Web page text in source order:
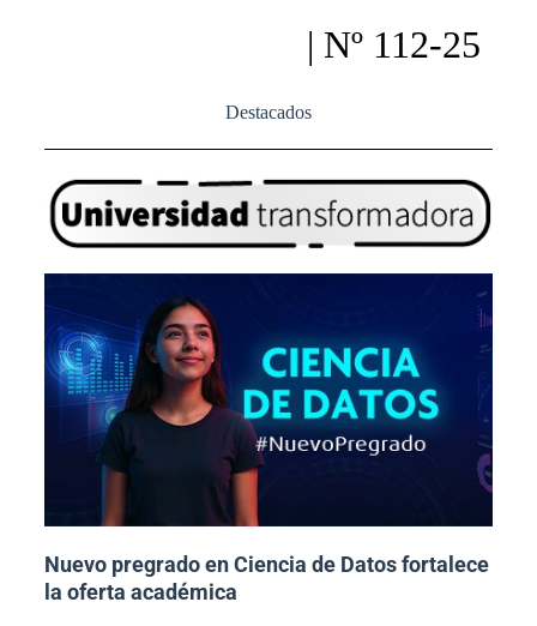
| Nº 112-25
Destacados
Nuevo pregrado en Ciencia de Datos fortalece
la oferta académica